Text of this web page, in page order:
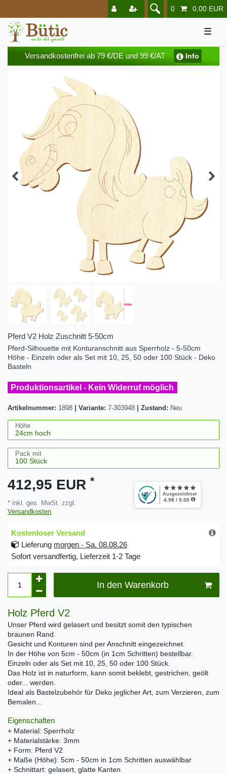
0 0,00 EUR
☰
Versandkostenfrei ab 79 €/DE und 99 €/AT Info
Pferd V2 Holz Zuschnitt 5-50cm
Pferd-Silhouette mit Konturanschnitt aus Sperrholz - 5-50cm
Höhe - Einzeln oder als Set mit 10, 25, 50 oder 100 Stück - Deko
Basteln
Produktionsartikel - Kein Widerruf möglich
Artikelnummer: 1898 Variante: 7-303948 Zustand: Neu
Höhe
Pack mit
412,95 EUR *
* inkl. ges. MwSt. zzgl.
Versandkosten
Kostenloser Versand
Lieferung morgen - Sa. 08.08.26
Sofort versandfertig, Lieferzeit 1-2 Tage
In den Warenkorb
Holz Pferd V2
Unser Pferd wird gelasert und besitzt somit den typischen
braunen Rand.
Gesicht und Konturen sind per Anschnitt eingezeichnet.
In der Höhe von 5cm - 50cm (in 1cm Schritten) bestellbar.
Einzeln oder als Set mit 10, 25, 50 oder 100 Stück.
Das Holz ist in naturform, kann somit beklebt, gestrichen, geölt
oder... werden.
Ideal als Bastelzubehör für Deko jeglicher Art, zum Verzieren, zum
Bemalen...
Eigenschaften
+ Material: Sperrholz
+ Materialstärke: 3mm
+ Form: Pferd V2
+ Maße (Höhe): 5cm - 50cm in 1cm Schritten auswählbar
+ Schnittart: gelasert, glatte Kanten